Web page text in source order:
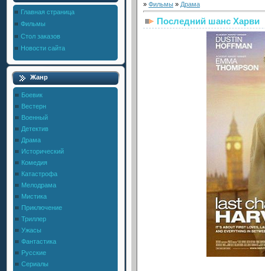
Главная страница
Фильмы
Стол заказов
Новости сайта
Жанр
Боевик
Вестерн
Военный
Детектив
Драма
Исторический
Комедия
Катастрофа
Мелодрама
Мистика
Приключение
Триллер
Ужасы
Фантастика
Русские
Сериалы
» Фильмы » Драма
Последний шанс Харви